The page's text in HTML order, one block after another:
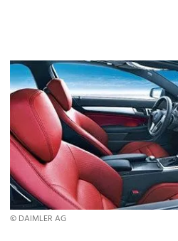
© DAIMLER AG